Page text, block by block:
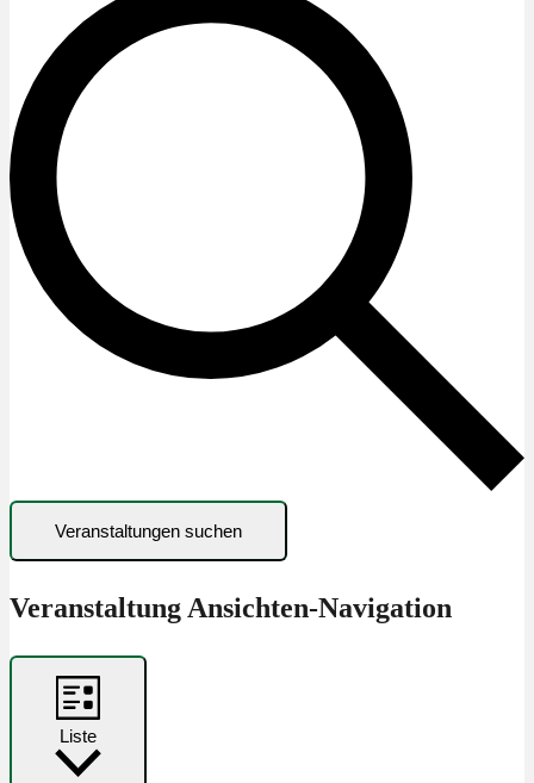
Veranstaltungen suchen
Veranstaltung Ansichten-Navigation
Liste